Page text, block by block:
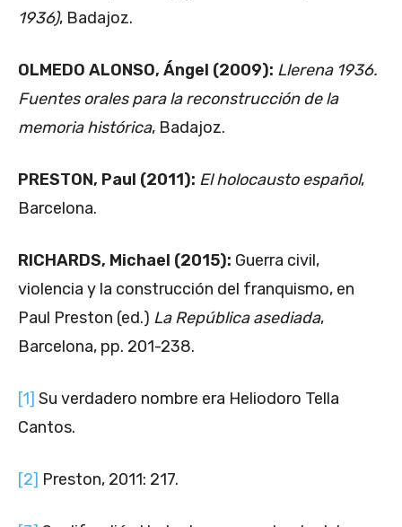
1936), Badajoz.
OLMEDO ALONSO, Ángel (2009): Llerena 1936.
Fuentes orales para la reconstrucción de la
memoria histórica, Badajoz.
PRESTON, Paul (2011): El holocausto español,
Barcelona.
RICHARDS, Michael (2015): Guerra civil,
violencia y la construcción del franquismo, en
Paul Preston (ed.) La República asediada,
Barcelona, pp. 201-238.
[1] Su verdadero nombre era Heliodoro Tella
Cantos.
[2] Preston, 2011: 217.